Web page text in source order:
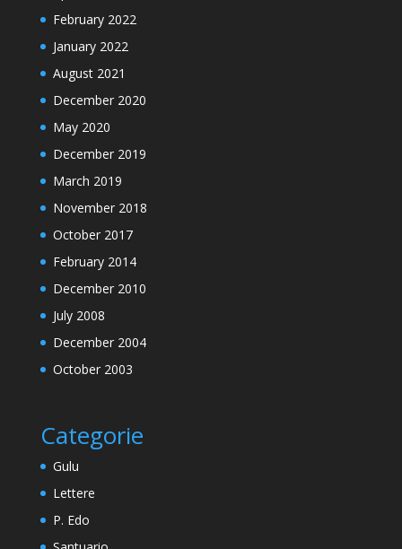
February 2022
January 2022
August 2021
December 2020
May 2020
December 2019
March 2019
November 2018
October 2017
February 2014
December 2010
July 2008
December 2004
October 2003
Categorie
Gulu
Lettere
P. Edo